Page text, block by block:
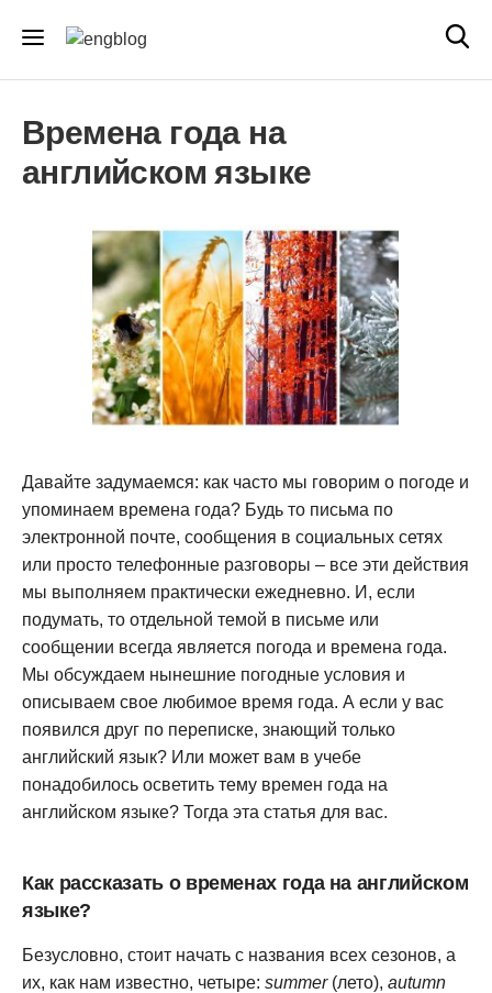
Времена года на
английском языке
Давайте задумаемся: как часто мы говорим о погоде и
упоминаем времена года? Будь то письма по
электронной почте, сообщения в социальных сетях
или просто телефонные разговоры – все эти действия
мы выполняем практически ежедневно. И, если
подумать, то отдельной темой в письме или
сообщении всегда является погода и времена года.
Мы обсуждаем нынешние погодные условия и
описываем свое любимое время года. А если у вас
появился друг по переписке, знающий только
английский язык? Или может вам в учебе
понадобилось осветить тему времен года на
английском языке? Тогда эта статья для вас.
Как рассказать о временах года на английском
языке?
Безусловно, стоит начать с названия всех сезонов, а
их, как нам известно, четыре: summer(лето), autumn